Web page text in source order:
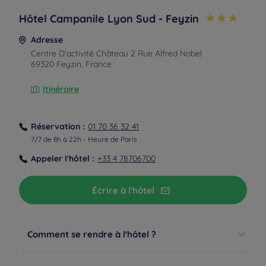
Hôtel Campanile Lyon Sud - Feyzin
Adresse
Centre D'activité Château 2 Rue Alfred Nobel
69320 Feyzin, France
Itinéraire
Réservation : 01 70 36 32 41
7/7 de 8h à 22h - Heure de Paris
Appeler l'hôtel : +33 4 78706700
Écrire à l'hôtel
Comment se rendre à l'hôtel ?
Depuis l'aéroport